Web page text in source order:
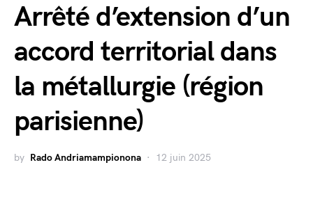
Arrêté d’extension d’un
accord territorial dans
la métallurgie (région
parisienne)
by Rado Andriamampionona 12 juin 2025